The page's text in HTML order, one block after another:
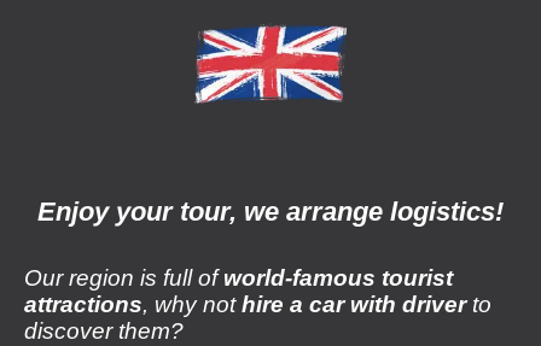
Enjoy your tour, we arrange logistics!
Our region is full ofworld-famous tourist
attractions, why nothire a car with driverto
discover them?